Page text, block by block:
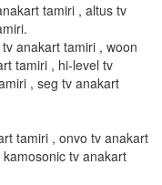
tamiri , altus tv
anakart tamiri , woon
tamiri , hi-level tv
, seg tv anakart
tamiri , onvo tv anakart
tv anakart